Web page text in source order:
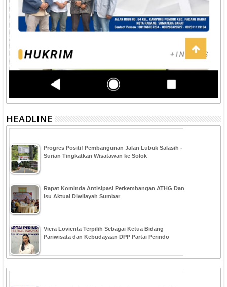
HEADLINE
Progres Positif Pembangunan Jalan Lubuk Salasih -
Surian Tingkatkan Wisatawan ke Solok
Rapat Kominda Antisipasi Perkembangan ATHG Dan
Isu Aktual Diwilayah Sumbar
Viera Lovienta Terpilih Sebagai Ketua Bidang
Pariwisata dan Kebudayaan DPP Partai Perindo